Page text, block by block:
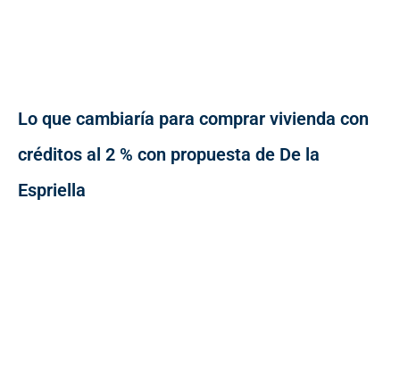
Lo que cambiaría para comprar vivienda con
créditos al 2 % con propuesta de De la
Espriella